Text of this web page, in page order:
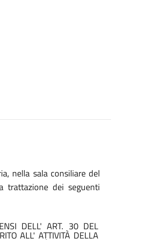
nella sala consiliare del
trattazione dei seguenti
DELL' ART. 30 DEL
ALL' ATTIVITÀ DELLA